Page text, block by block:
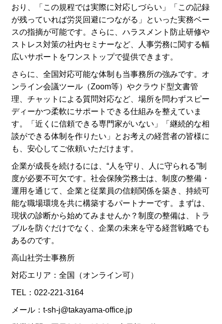
おり、「この規程では実際に対応しづらい」「この記録
が残っていれば労災回避につながる」といった実務ベー
スの指摘が可能です。さらに、ハラスメント防止研修や
ストレス対策の社内セミナーなど、人事労務に関する幅
広いサポートをワンストップで提供できます。
さらに、全国対応可能な体制も当事務所の強みです。オ
ンライン会議ツール（Zoom等）やクラウド型文書管
理、チャットによる質問対応など、場所を問わずスピー
ディーかつ柔軟にサポートできる仕組みを整えていま
す。「近くに信頼できる専門家がいない」「継続的な相
談ができる体制を作りたい」とお考えの経営者の皆様に
も、安心してご依頼いただけます。
企業が成長を続けるには、“人を守り、人に守られる”制
度が必要不可欠です。社会保険労務士は、制度の整備・
運用を通じて、企業と従業員の信頼関係を築き、持続可
能な職場環境を共に構築するパートナーです。まずは、
現状の診断から始めてみませんか？制度の整備は、トラ
ブルを防ぐだけでなく、企業の未来を守る経営戦略でも
あるのです。
高山社労士事務所
対応エリア：全国（オンライン可）
TEL：022-221-3164
メール：t-sh-j@takayama-office.jp